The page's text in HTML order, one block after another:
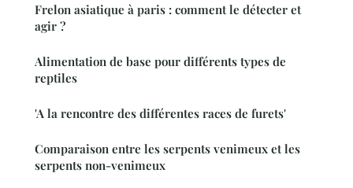
Frelon asiatique à paris : comment le détecter et
agir ?
Alimentation de base pour différents types de
reptiles
'A la rencontre des différentes races de furets'
Comparaison entre les serpents venimeux et les
serpents non-venimeux